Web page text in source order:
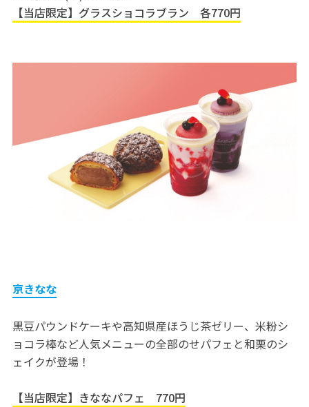
【当店限定】グラスショコラブラン 各770円
京きなな
黒豆パウンドケーキや高知県産ほうじ茶ゼリー、米粉シ
ョコラ棒など人気メニューの全部のせパフェと和栗のシ
ェイクが登場！
【当店限定】きななパフェ 770円